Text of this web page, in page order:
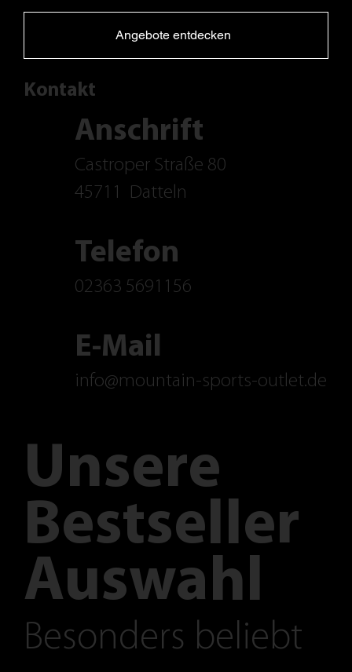
Bestseller
Auswahl
Unsere
Besonders beliebt
Angebote entdecken
Kontakt
02363 5691156
Telefon
info@mountain-sports-outlet.de
E-Mail
Datteln
45711
Castroper Straße 80
Anschrift